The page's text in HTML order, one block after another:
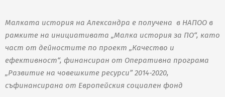
Малката история на Александра е получена в НАПОО в
рамките на инициативата „Малка история за ПО“, като
част от дейностите по проект „Качество и
ефективност“, финансиран от Оперативна програма
„Развитие на човешките ресурси” 2014-2020,
съфинансирана от Европейския социален фонд